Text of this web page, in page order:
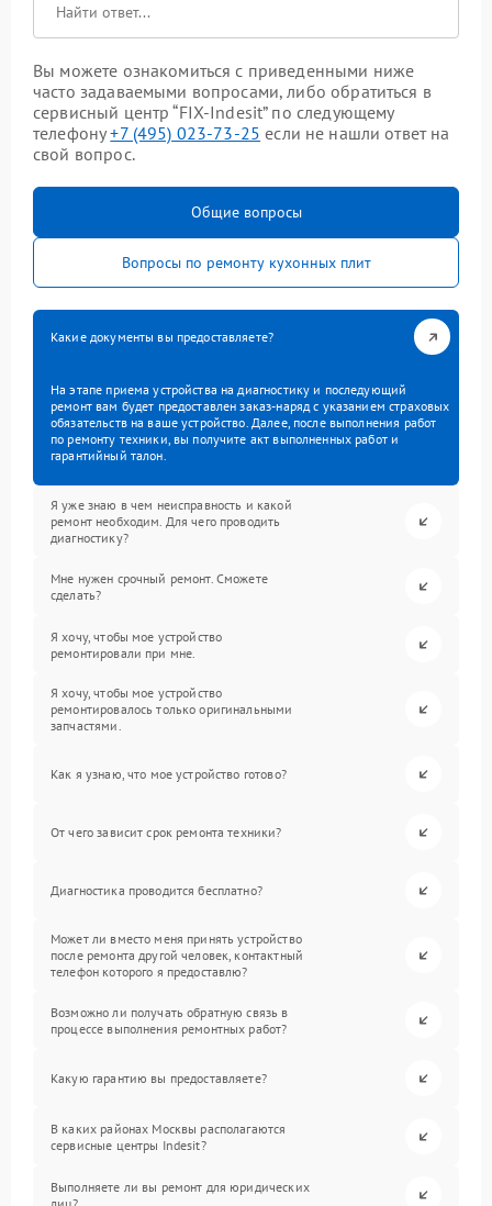
Вы можете ознакомиться с приведенными ниже
часто задаваемыми вопросами, либо обратиться в
сервисный центр “FIX-Indesit” по следующему
телефону+7 (495) 023-73-25 если не нашли ответ на
свой вопрос.
Общие вопросы
Вопросы по ремонту кухонных плит
Какие документы вы предоставляете?
На этапе приема устройства на диагностику и последующий
ремонт вам будет предоставлен заказ-наряд с указанием страховых
обязательств на ваше устройство. Далее, после выполнения работ
по ремонту техники, вы получите акт выполненных работ и
гарантийный талон.
Я уже знаю в чем неисправность и какой
ремонт необходим. Для чего проводить
диагностику?
Мне нужен срочный ремонт. Сможете
сделать?
Я хочу, чтобы мое устройство
ремонтировали при мне.
Я хочу, чтобы мое устройство
ремонтировалось только оригинальными
запчастями.
Как я узнаю, что мое устройство готово?
От чего зависит срок ремонта техники?
Диагностика проводится бесплатно?
Может ли вместо меня принять устройство
после ремонта другой человек, контактный
телефон которого я предоставлю?
Возможно ли получать обратную связь в
процессе выполнения ремонтных работ?
Какую гарантию вы предоставляете?
В каких районах Москвы располагаются
сервисные центры Indesit?
Выполняете ли вы ремонт для юридических